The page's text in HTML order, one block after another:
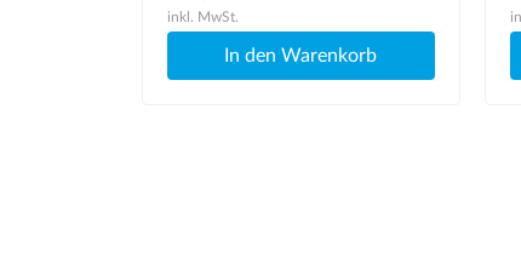
inkl. MwSt.
In den Warenkorb